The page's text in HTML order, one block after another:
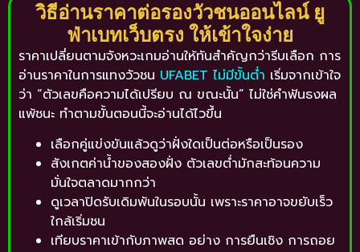
วิธีอ่านราคาต่อรองวัวชนออนไลน์ ยู
ฟ่าเบทเว็บตรง ให้เข้าใจง่าย
ราคาเปลี่ยนตามจังหวะเกมอ่านให้ทันสำคัญกว่ารีบเลือก การ
อ่านราคาในการแทงวัวชน UFABET ไม่มีขั้นต่ํา เริ่มจากเข้าใจ
ว่า “ตัวเลขคือความได้เปรียบ ณ ขณะนั้น” ไม่ใช่คำฟันธงผล
แพ้ชนะ ทำตามขั้นตอนนี้จะอ่านได้ไวขึ้น
เลือกคู่แข่งขันแล้วดูว่าฝั่งใดเป็นต่อหรือเป็นรอง
สังเกตค่าน้ำของสองฝั่ง ตัวเลขต่ำมักสะท้อนความ
มั่นใจตลาดมากกว่า
ดูเวลาปิดรับเดิมพันในรอบนั้น เพราะราคาอาจขยับเร็ว
ใกล้เริ่มชน
เทียบราคาเข้ากับภาพสด อย่าง การยืนเชิง การถอย